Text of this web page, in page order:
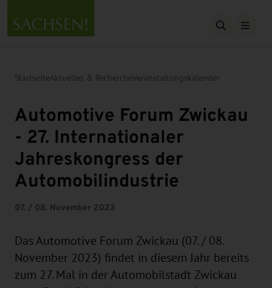
Suche
StartseiteAktuelles & RechercheVeranstaltungskalender
Automotive Forum Zwickau
- 27. Internationaler
Jahreskongress der
Automobilindustrie
07. / 08. November 2023
Das Automotive Forum Zwickau (07. / 08.
November 2023) findet in diesem Jahr bereits
zum 27. Mal in der Automobilstadt Zwickau